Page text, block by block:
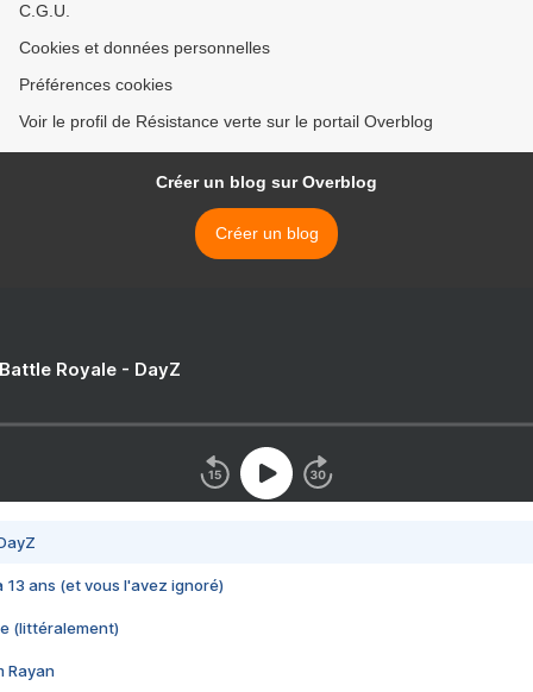
C.G.U.
Cookies et données personnelles
Préférences cookies
Voir le profil de Résistance verte sur le portail Overblog
Créer un blog sur Overblog
Créer un blog
Royale - DayZ
13 ans (et vous l'avez ignoré)
(littéralement)
Rayan